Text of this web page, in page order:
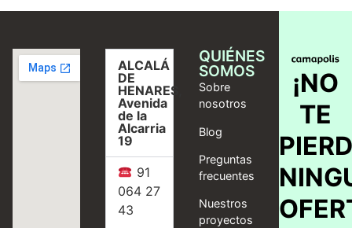
ALCALÁ
DE
HENARES,
Avenida
de la
Alcarria
19
91
064 27
43
QUIÉNES
SOMOS
Sobre
nosotros
Blog
Preguntas
frecuentes
Nuestros
proyectos
¡NO
TE